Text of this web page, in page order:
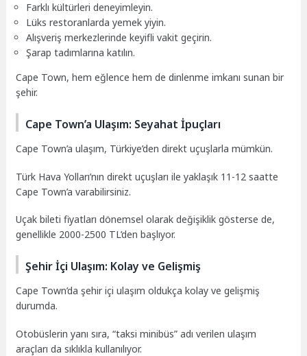
Farklı kültürleri deneyimleyin.
Lüks restoranlarda yemek yiyin.
Alışveriş merkezlerinde keyifli vakit geçirin.
Şarap tadımlarına katılın.
Cape Town, hem eğlence hem de dinlenme imkanı sunan bir
şehir.
Cape Town’a Ulaşım: Seyahat İpuçları
Cape Town’a ulaşım, Türkiye’den direkt uçuşlarla mümkün.
Türk Hava Yolları’nın direkt uçuşları ile yaklaşık 11-12 saatte
Cape Town’a varabilirsiniz.
Uçak bileti fiyatları dönemsel olarak değişiklik gösterse de,
genellikle 2000-2500 TL’den başlıyor.
Şehir İçi Ulaşım: Kolay ve Gelişmiş
Cape Town’da şehir içi ulaşım oldukça kolay ve gelişmiş
durumda.
Otobüslerin yanı sıra, “taksi minibüs” adı verilen ulaşım
araçları da sıklıkla kullanılıyor.